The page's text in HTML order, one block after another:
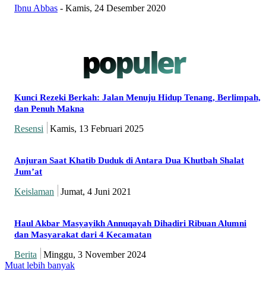
Ibnu Abbas - Kamis, 24 Desember 2020
populer
Kunci Rezeki Berkah: Jalan Menuju Hidup Tenang, Berlimpah,
dan Penuh Makna
Resensi Kamis, 13 Februari 2025
Anjuran Saat Khatib Duduk di Antara Dua Khutbah Shalat
Jum’at
Keislaman Jumat, 4 Juni 2021
Haul Akbar Masyayikh Annuqayah Dihadiri Ribuan Alumni
dan Masyarakat dari 4 Kecamatan
Berita
Minggu, 3 November 2024
Muat lebih banyak